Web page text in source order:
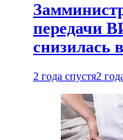
передачи
снизилась
2 года спустя2